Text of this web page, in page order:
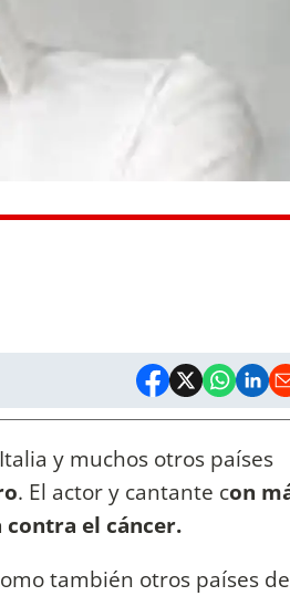
y muchos otros países
. El actor y cantante con
el cáncer.
también otros países de